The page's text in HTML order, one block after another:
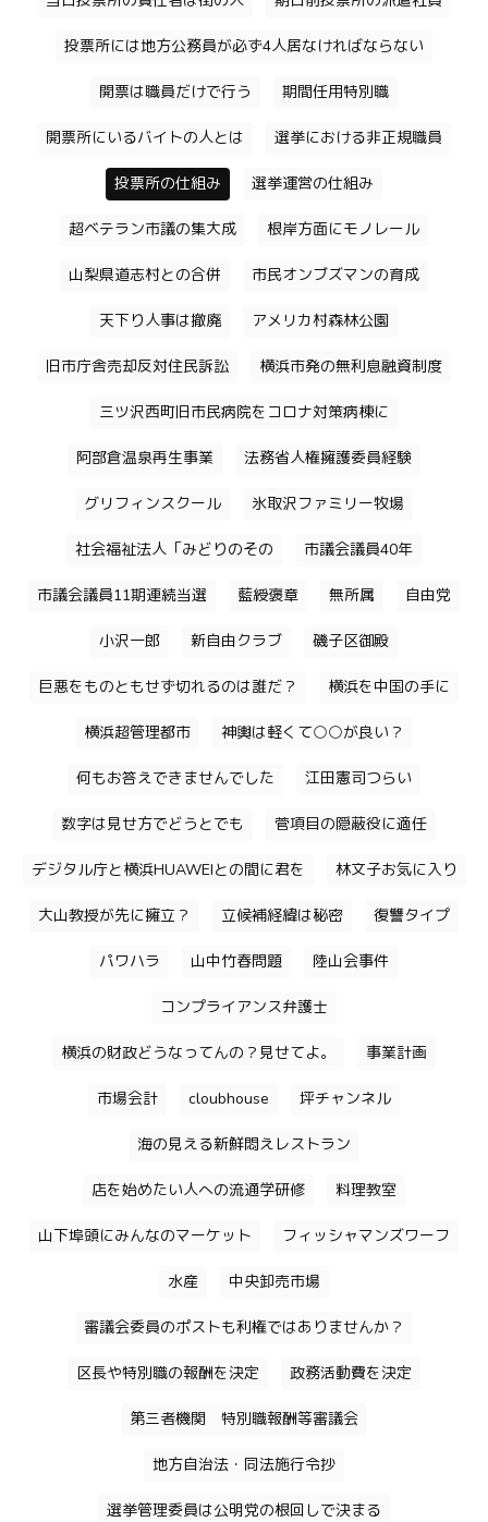
投票所には地方公務員が必ず4人居なければならない
開票は職員だけで行う 期間任用特別職
開票所にいるバイトの人とは 選挙における非正規職員
投票所の仕組み 選挙運営の仕組み
超ベテラン市議の集大成 根岸方面にモノレール
山梨県道志村との合併 市民オンブズマンの育成
天下り人事は撤廃 アメリカ村森林公園
旧市庁舎売却反対住民訴訟 横浜市発の無利息融資制度
三ツ沢西町旧市民病院をコロナ対策病棟に
阿部倉温泉再生事業 法務省人権擁護委員経験
グリフィンスクール 氷取沢ファミリー牧場
社会福祉法人「みどりのその 市議会議員40年
市議会議員11期連続当選 藍綬褒章 無所属 自由党
小沢一郎 新自由クラブ 磯子区御殿
巨悪をものともせず切れるのは誰だ？ 横浜を中国の手に
横浜超管理都市 神輿は軽くて○○が良い？
何もお答えできませんでした 江田憲司つらい
数字は見せ方でどうとでも 菅項目の隠蔽役に適任
デジタル庁と横浜HUAWEIとの間に君を 林文子お気に入り
大山教授が先に擁立？ 立候補経緯は秘密 復讐タイプ
パワハラ 山中竹春問題 陸山会事件
コンプライアンス弁護士
横浜の財政どうなってんの？見せてよ。 事業計画
市場会計 cloubhouse 坪チャンネル
海の見える新鮮悶えレストラン
店を始めたい人への流通学研修 料理教室
山下埠頭にみんなのマーケット フィッシャマンズワーフ
水産 中央卸売市場
審議会委員のポストも利権ではありませんか？
区長や特別職の報酬を決定 政務活動費を決定
第三者機関 特別職報酬等審議会
地方自治法・同法施行令抄
選挙管理委員は公明党の根回しで決まる